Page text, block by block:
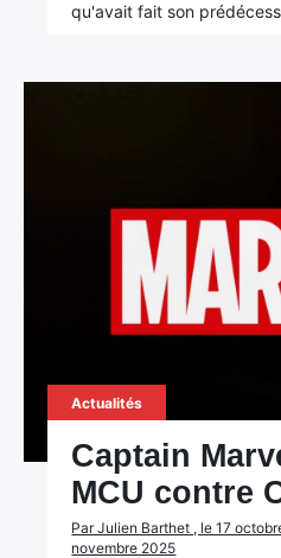
qu'avait fait son
Actualités
Captain
MCU contre
Par Julien Barthet , le 17
novembre 2025